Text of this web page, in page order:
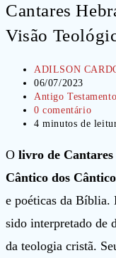
Cantares
Visão
Autor
do
post:
ADILSON
Post
publicado:
06/07/2023
Categoria
do
post:
Antigo Testamento
Comentários
do
0 comentário
Tempo
leitura:
4 minutos de
O livro de Cantares
Cântico dos
e poéticas da Bíblia.
sido interpretado de
da teologia cristã.